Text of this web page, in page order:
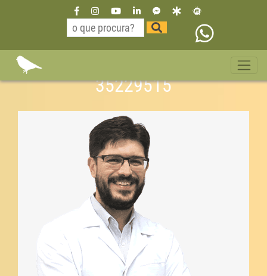
Dr Willian Neurologista São
Paulo mato grosso do sul 11
35229515